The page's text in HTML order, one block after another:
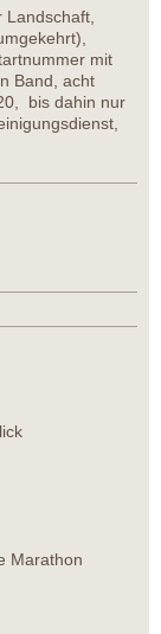
mit
Band, acht
bis dahin nur
Marathon